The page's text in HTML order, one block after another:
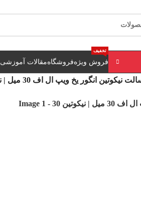
فروش ویژه
تخفیف
فروشگاهمقالات آموزشی
نیکوتین انگور یخ ویپ ال اف 30 میل | نیکوتین 30